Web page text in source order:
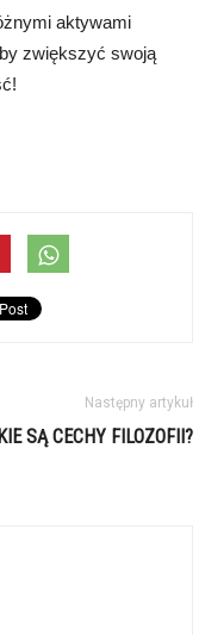
aktywami
zwiększyć swoją
Następny artykuł
SĄ CECHY FILOZOFII?